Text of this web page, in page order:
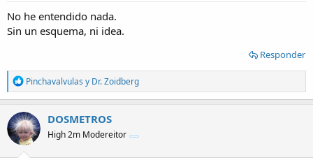
No he entendido nada.
Sin un esquema, ni idea.
Responder
R
e
a
c
t
i
o
Pinchavalvulas y Dr. Zoidberg
DOSMETROS
High 2m Modereitor